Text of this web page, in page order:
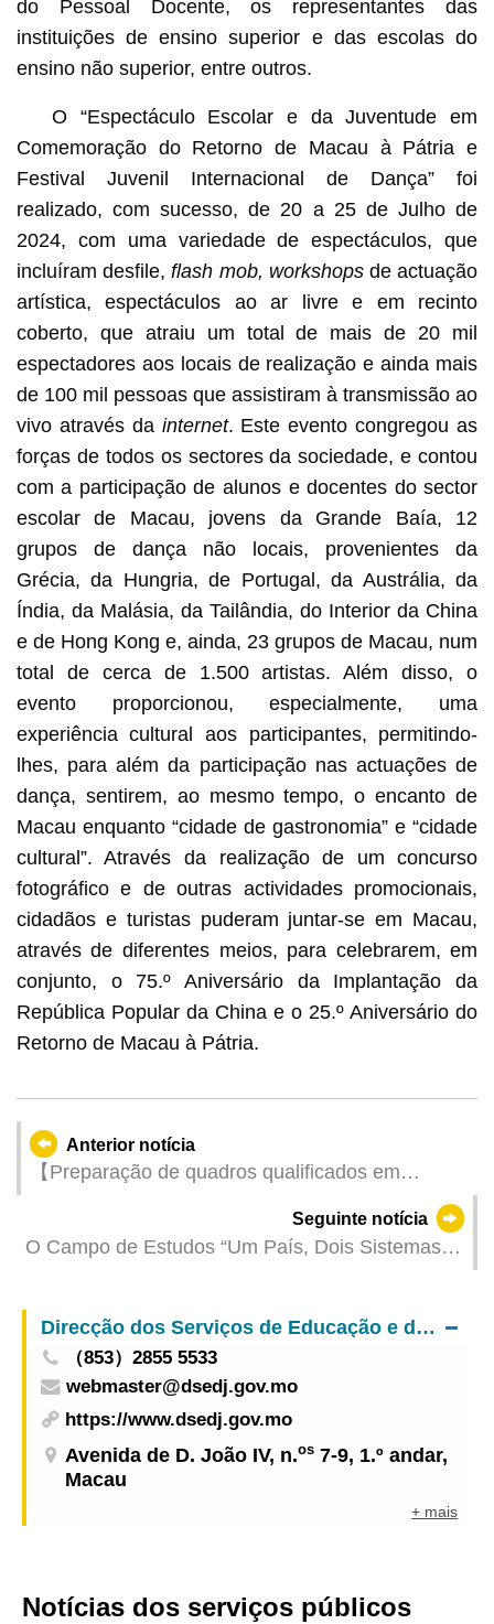
do Pessoal Docente, os representantes das
instituições de ensino superior e das escolas do
ensino não superior, entre outros.
O “Espectáculo Escolar e da Juventude em
Comemoração do Retorno de Macau à Pátria e
Festival Juvenil Internacional de Dança” foi
realizado, com sucesso, de 20 a 25 de Julho de
2024, com uma variedade de espectáculos, que
incluíram desfile,flash mob, workshops de actuação
artística, espectáculos ao ar livre e em recinto
coberto, que atraiu um total de mais de 20 mil
espectadores aos locais de realização e ainda mais
de 100 mil pessoas que assistiram à transmissão ao
vivo através da internet. Este evento congregou as
forças de todos os sectores da sociedade, e contou
com a participação de alunos e docentes do sector
escolar de Macau, jovens da Grande Baía, 12
grupos de dança não locais, provenientes da
Grécia, da Hungria, de Portugal, da Austrália, da
Índia, da Malásia, da Tailândia, do Interior da China
e de Hong Kong e, ainda, 23 grupos de Macau, num
total de cerca de 1.500 artistas. Além disso, o
evento proporcionou, especialmente, uma
experiência cultural aos participantes, permitindo-
lhes, para além da participação nas actuações de
dança, sentirem, ao mesmo tempo, o encanto de
Macau enquanto “cidade de gastronomia” e “cidade
cultural”. Através da realização de um concurso
fotográfico e de outras actividades promocionais,
cidadãos e turistas puderam juntar-se em Macau,
através de diferentes meios, para celebrarem, em
conjunto, o 75.º Aniversário da Implantação da
República Popular da China e o 25.º Aniversário do
Retorno de Macau à Pátria.
Anterior notícia
【Preparação de quadros qualificados em
articulação com a estratégia de desenvolvimento
1+4】Planos de estágio específico para jovens
de Macau com candidaturas abertas até às 12h
Seguinte notícia
O Campo de Estudos “Um País, Dois Sistemas”
Direcção dos Serviços de Educação e de Desenvolvimento da Juventude
（853）2855 5533
webmaster@dsedj.gov.mo
https://www.dsedj.gov.mo
Avenida de D. João IV, n.os 7-9, 1.º andar,
Macau
+ mais
Notícias dos serviços públicos